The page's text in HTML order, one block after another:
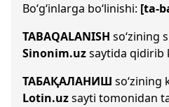
Bo‘g‘inlarga bo‘linishi: [ta-
TABAQALANISH so‘zining
Sinonim.uzsaytida qidirib
ТАБАҚАЛАНИШ so‘zining
Lotin.uzsayti tomonidan